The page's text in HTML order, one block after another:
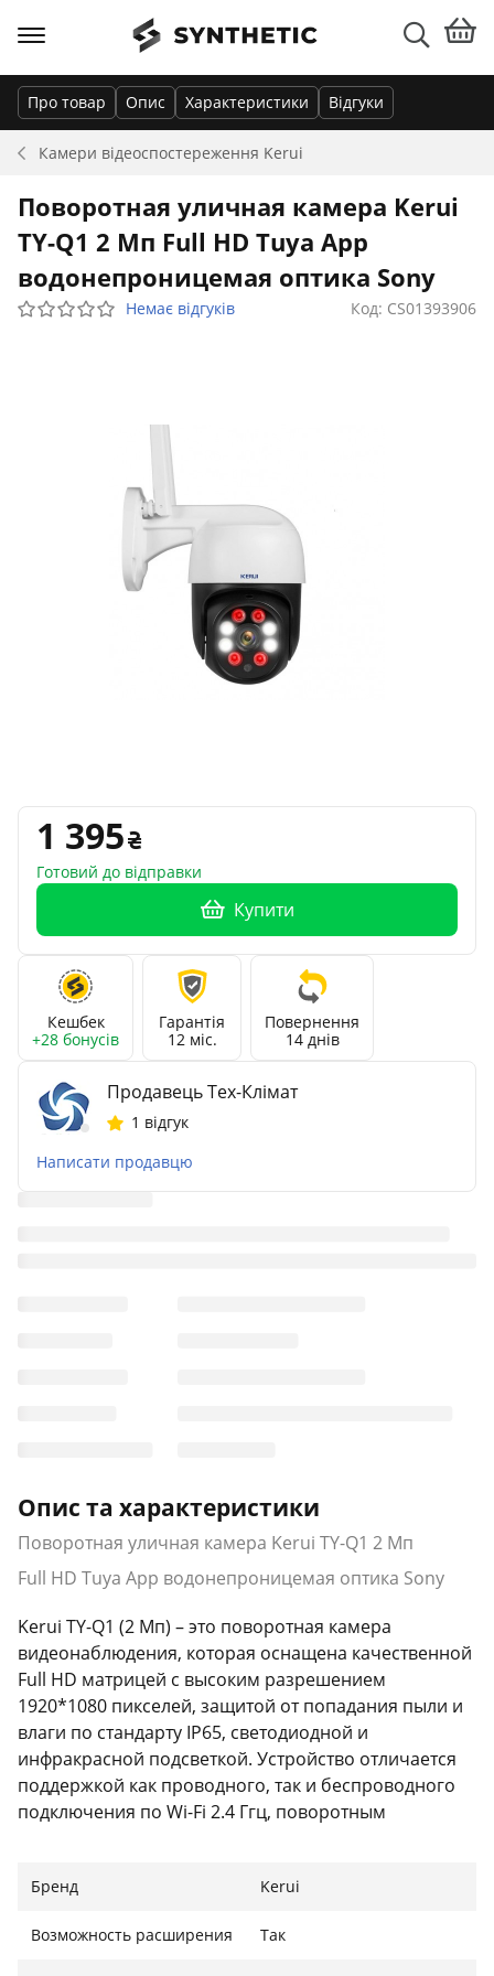
Камери відеоспостереження Kerui
Про товар Опис Характеристики Відгуки
Поворотная уличная камера Kerui
TY-Q1 2 Мп Full HD Tuya App
водонепроницемая оптика Sony
Немає відгуків Код: CS01393906
1 395
Готовий до відправки
Купити
Кешбек
+28 бонусів
Гарантія
12 міс.
Повернення
14 днів
Продавець Тех-Клімат
1 відгук
Написати продавцю
Опис та характеристики
Поворотная уличная камера Kerui TY-Q1 2 Мп
Full HD Tuya App водонепроницемая оптика Sony
Kerui TY-Q1 (2 Мп) – это поворотная камера
видеонаблюдения, которая оснащена качественной
Full HD матрицей с высоким разрешением
1920*1080 пикселей, защитой от попадания пыли и
влаги по стандарту IP65, светодиодной и
инфракрасной подсветкой. Устройство отличается
поддержкой как проводного, так и беспроводного
подключения по Wi-Fi 2.4 Ггц, поворотным
горизонтали и 90 по вертикали и функцией
объектами. Помимо этого Kerui TY-Q1 поддерживает
Бренд Kerui
Возможность расширения Так